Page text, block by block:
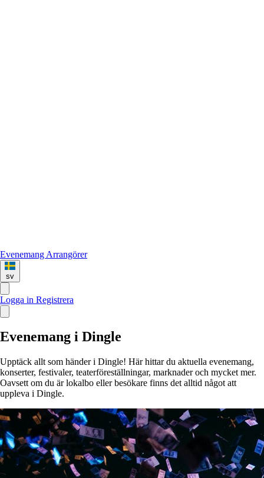
Evenemang Arrangörer
sv
Logga in Registrera
Evenemang i Dingle
Upptäck allt som händer i Dingle! Här hittar du aktuella evenemang,
konserter, festivaler, teaterföreställningar, marknader och mycket mer.
Oavsett om du är lokalbo eller besökare finns det alltid något att
uppleva i Dingle.